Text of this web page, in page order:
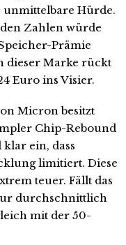
unmittelbare Hürde.
Zahlen würde
Prämie
dieser Marke rückt
Euro ins Visier.
Micron besitzt
Chip-Rebound
ein, dass
limitiert. Diese
teuer. Fällt das
durchschnittlich
mit der 50-